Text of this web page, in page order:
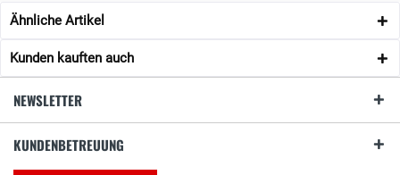
Ähnliche Artikel
Kunden kauften auch
NEWSLETTER
KUNDENBETREUUNG